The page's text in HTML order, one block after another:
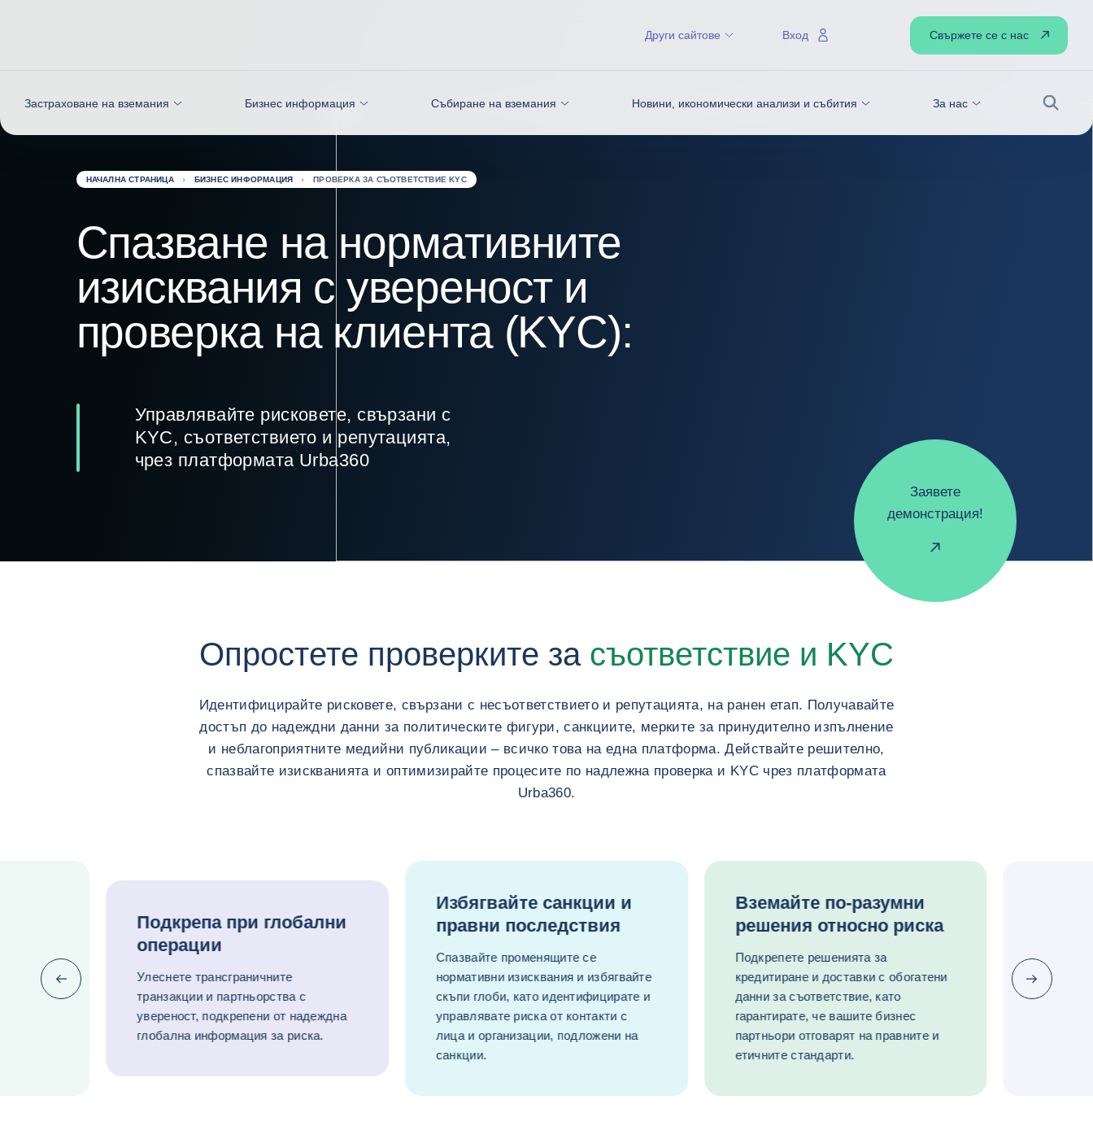
Застраховане на вземания Бизнес информация Събиране на вземания Новини, икономически анализи и събития За нас
Други сайтове Вход Свържете се с нас
НАЧАЛНА СТРАНИЦА БИЗНЕС ИНФОРМАЦИЯ ПРОВЕРКА ЗА СЪОТВЕТСТВИЕ KYC
Спазване на нормативните
изисквания с увереност и
проверка на клиента (KYC):
Управлявайте рисковете, свързани с
KYC, съответствието и репутацията,
чрез платформата Urba360
Заявете
демонстрация!
Опростете проверките засъответствие и KYC
Идентифицирайте рисковете, свързани с несъответствието и репутацията, на ранен етап. Получавайте
достъп до надеждни данни за политическите фигури, санкциите, мерките за принудително изпълнение
и неблагоприятните медийни публикации – всичко това на една платформа. Действайте решително,
спазвайте изискванията и оптимизирайте процесите по надлежна проверка и KYC чрез платформата
Urba360.
Подкрепа при глобални
операции
Улеснете трансграничните
транзакции и партньорства с
увереност, подкрепени от надеждна
глобална информация за риска.
Избягвайте санкции и
правни последствия
Спазвайте променящите се
нормативни изисквания и избягвайте
скъпи глоби, като идентифицирате и
управлявате риска от контакти с
лица и организации, подложени на
санкции.
Вземайте по-разумни
решения относно риска
Подкрепете решенията за
кредитиране и доставки с обогатени
данни за съответствие, като
гарантирате, че вашите бизнес
партньори отговарят на правните и
етичните стандарти.
Предишна (връщане към последния елемент) Следваща